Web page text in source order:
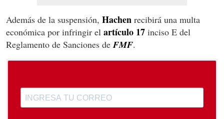
Además de la suspensión, Hachen recibirá una multa
económica por infringir el artículo 17 inciso E del
Reglamento de Sanciones deFMF.